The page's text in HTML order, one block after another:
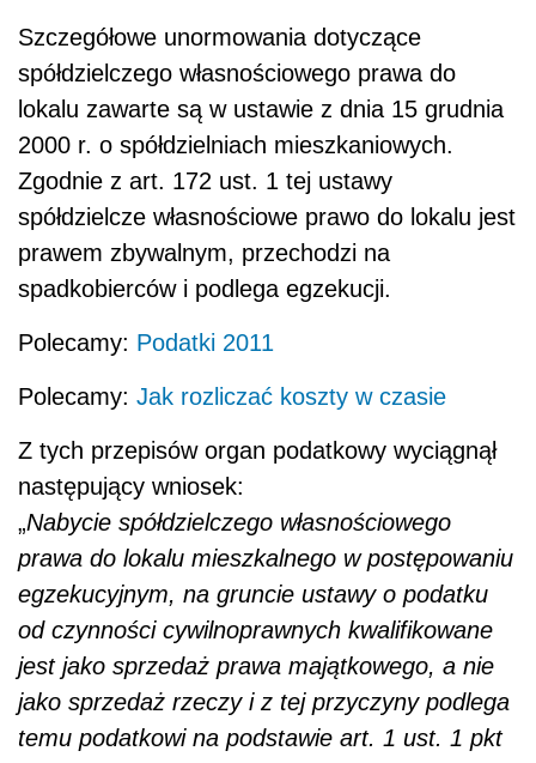
Szczegółowe unormowania dotyczące
spółdzielczego własnościowego prawa do
lokalu zawarte są w ustawie z dnia 15 grudnia
2000 r. o spółdzielniach mieszkaniowych.
Zgodnie z art. 172 ust. 1 tej ustawy
spółdzielcze własnościowe prawo do lokalu jest
prawem zbywalnym, przechodzi na
spadkobierców i podlega egzekucji.
Polecamy: Podatki 2011
Polecamy: Jak rozliczać koszty w czasie
Z tych przepisów organ podatkowy wyciągnął
następujący wniosek:
„Nabycie spółdzielczego własnościowego
prawa do lokalu mieszkalnego w postępowaniu
egzekucyjnym, na gruncie ustawy o podatku
od czynności cywilnoprawnych kwalifikowane
jest jako sprzedaż prawa majątkowego, a nie
jako sprzedaż rzeczy i z tej przyczyny podlega
temu podatkowi na podstawie art. 1 ust. 1 pkt